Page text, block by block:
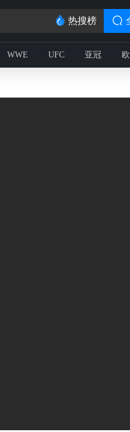
热搜榜
WWE UFC 亚冠